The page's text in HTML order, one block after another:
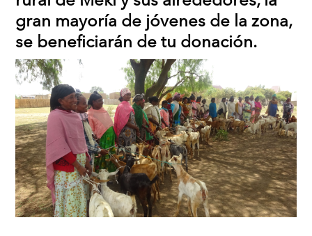
gran mayoría de jóvenes de la zona,
se beneficiarán de tu donación.